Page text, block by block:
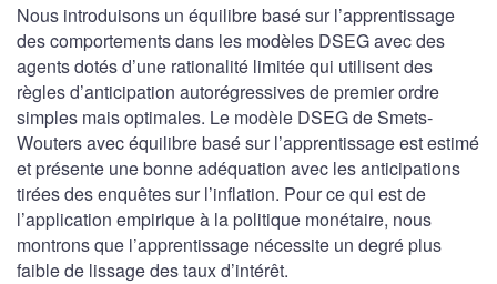
Nous introduisons un équilibre basé sur l’apprentissage
des comportements dans les modèles DSEG avec des
agents dotés d’une rationalité limitée qui utilisent des
règles d’anticipation autorégressives de premier ordre
simples mais optimales. Le modèle DSEG de Smets-
Wouters avec équilibre basé sur l’apprentissage est estimé
et présente une bonne adéquation avec les anticipations
tirées des enquêtes sur l’inflation. Pour ce qui est de
l’application empirique à la politique monétaire, nous
montrons que l’apprentissage nécessite un degré plus
faible de lissage des taux d’intérêt.